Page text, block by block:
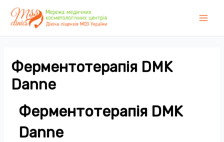
вмісту
Ферментотерапія DMK
Danne
Ферментотерапія DMK
Danne